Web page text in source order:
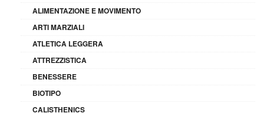
ALIMENTAZIONE E MOVIMENTO
ARTI MARZIALI
ATLETICA LEGGERA
ATTREZZISTICA
BENESSERE
BIOTIPO
CALISTHENICS